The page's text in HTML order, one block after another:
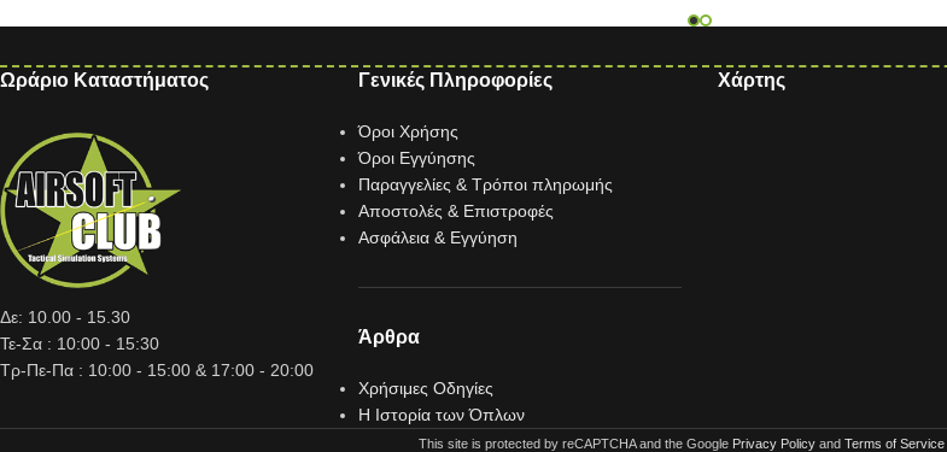
Ωράριο Καταστήματος
Δε: 10.00 - 15.30
Τε-Σα : 10:00 - 15:30
Τρ-Πε-Πα : 10:00 - 15:00 & 17:00 - 20:00
Γενικές Πληροφορίες
Όροι Χρήσης
Όροι Εγγύησης
Παραγγελίες & Τρόποι πληρωμής
Αποστολές & Επιστροφές
Ασφάλεια & Εγγύηση
Άρθρα
Χρήσιμες Οδηγίες
Η Ιστορία των Όπλων
Χάρτης
This site is protected by reCAPTCHA and the Google Privacy Policyand Terms of Service